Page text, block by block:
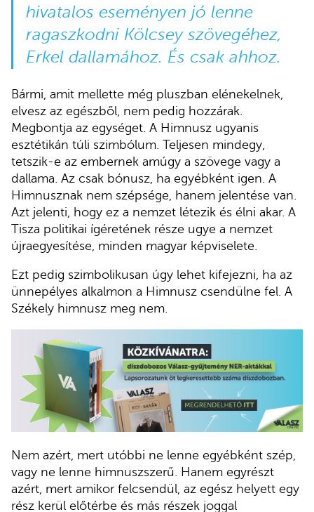
hivatalos eseményen jó lenne
ragaszkodni Kölcsey szövegéhez,
Erkel dallamához. És csak ahhoz.
Bármi, amit mellette még pluszban elénekelnek,
elvesz az egészből, nem pedig hozzárak.
Megbontja az egységet. A Himnusz ugyanis
esztétikán túli szimbólum. Teljesen mindegy,
tetszik-e az embernek amúgy a szövege vagy a
dallama. Az csak bónusz, ha egyébként igen. A
Himnusznak nem szépsége, hanem jelentése van.
Azt jelenti, hogy ez a nemzet létezik és élni akar. A
Tisza politikai ígéretének része ugye a nemzet
újraegyesítése, minden magyar képviselete.
Ezt pedig szimbolikusan úgy lehet kifejezni, ha az
ünnepélyes alkalmon a Himnusz csendülne fel. A
Székely himnusz meg nem.
Nem azért, mert utóbbi ne lenne egyébként szép,
vagy ne lenne himnuszszerű. Hanem egyrészt
azért, mert amikor felcsendül, az egész helyett egy
rész kerül előtérbe és más részek joggal